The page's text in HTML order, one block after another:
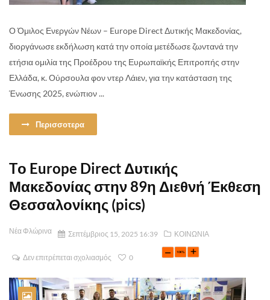
Ο Όμιλος Ενεργών Νέων – Europe Direct Δυτικής Μακεδονίας,
διοργάνωσε εκδήλωση κατά την οποία μετέδωσε ζωντανά την
ετήσια ομιλία της Προέδρου της Ευρωπαϊκής Επιτροπής στην
Ελλάδα, κ. Ούρσουλα φον ντερ Λάιεν, για την κατάσταση της
Ένωσης 2025, ενώπιον ...
Περισσοτερα
Tο Europe Direct Δυτικής
Μακεδονίας στην 89η Διεθνή Έκθεση
Θεσσαλονίκης (pics)
Νέα Φλώρινα Σεπτέμβριος 15, 2025 16:39 ΚΟΙΝΩΝΙΑ
Δεν επιτρέπεται σχολιασμός 0